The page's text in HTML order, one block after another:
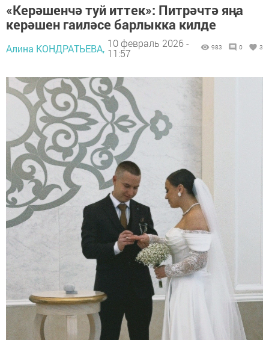
«Керәшенчә туй иттек»: Питрәчтә яңа
керәшен гаиләсе барлыкка килде
Алина КОНДРАТЬЕВА, 10 февраль 2026 -
11:57
983 0 3